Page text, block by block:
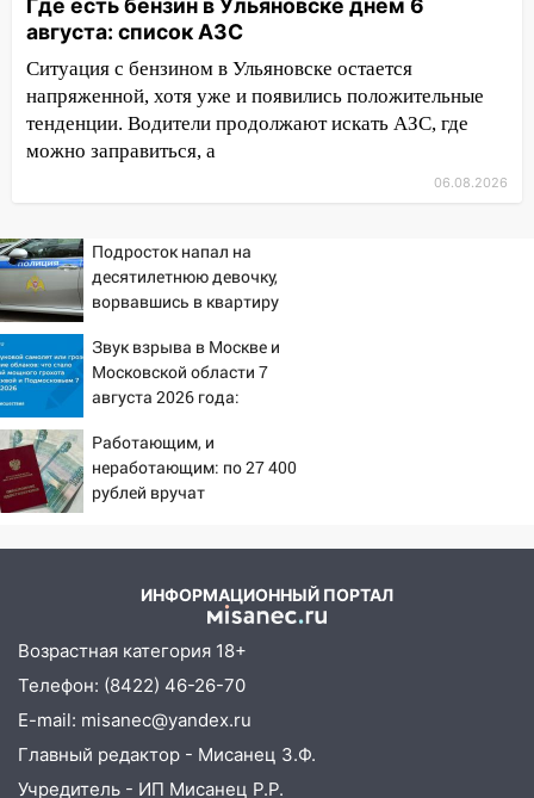
знойный и сухой четверг
06:00 Под Ульяновском при развороте
пострадал 38-летний водитель
иномарки
«Каждая пятая женщина и каждый
второй мужчина в мире сталкиваются с
быть вызвано облысение и как с этим
справиться
03:30
Гороскоп на 7 августа: пятница
принесет прилив творческой энергии и
отличные шансы исправить старые
ошибки
06.08.2026
23:20
Прогноз погоды на 7 августа в
Ульяновской области
20:04
В Ульяновской области
руководителя частной компании
наказали за сокрытие прошлого своего
сотрудник
18:02 В Ульяновск едут звезды
баскетбола!
Где есть бензин в Ульяновске днем 6
августа: список АЗС
Ситуация с бензином в Ульяновске остается
напряженной, хотя уже и появились положительные
тенденции. Водители продолжают искать АЗС, где
можно заправиться, а
06.08.2026
Подросток напал на
десятилетнюю девочку,
ворвавшись в квартиру
Звук взрыва в Москве и
Московской области 7
августа 2026 года:
откуда был громкий
хлопок
Работающим, и
неработающим: по 27 400
рублей вручат
ИНФОРМАЦИОННЫЙ ПОРТАЛ
Возрастная категория 18+
Телефон: (8422) 46-26-70
E-mail: misanec@yandex.ru
Главный редактор - Мисанец З.Ф.
Учредитель - ИП Мисанец Р.Р.